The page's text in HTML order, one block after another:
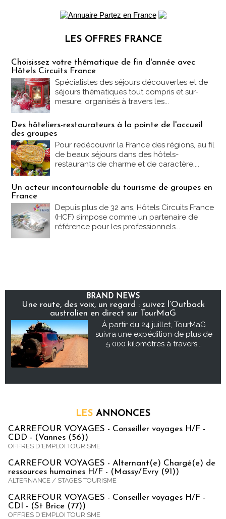
LES OFFRES FRANCE
Choisissez votre thématique de fin d'année avec
Hôtels Circuits France
Spécialistes des séjours découvertes et de
séjours thématiques tout compris et sur-
mesure, organisés à travers les...
Des hôteliers-restaurateurs à la pointe de l'accueil
des groupes
Pour redécouvrir la France des régions, au fil
de beaux séjours dans des hôtels-
restaurants de charme et de caractère....
Un acteur incontournable du tourisme de groupes en
France
Depuis plus de 32 ans, Hôtels Circuits France
(HCF) s’impose comme un partenaire de
référence pour les professionnels...
BRAND NEWS
Une route, des voix, un regard : suivez l’Outback
australien en direct sur TourMaG
À partir du 24 juillet, TourMaG
suivra une expédition de plus de
5 000 kilomètres à travers...
LES ANNONCES
CARREFOUR VOYAGES - Conseiller voyages H/F -
CDD - (Vannes (56))
OFFRES D'EMPLOI TOURISME
CARREFOUR VOYAGES - Alternant(e) Chargé(e) de
ressources humaines H/F - (Massy/Evry (91))
ALTERNANCE / STAGES TOURISME
CARREFOUR VOYAGES - Conseiller voyages H/F -
CDI - (St Brice (77))
OFFRES D'EMPLOI TOURISME